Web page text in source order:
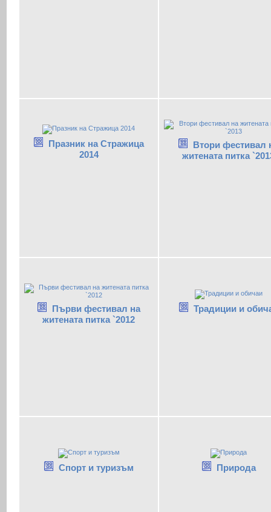
Празник на Стражица
2014
Втори фестивал
житената питка
Първи фестивал на
житената питка `2012
Традиции и
Спорт и туризъм Природа